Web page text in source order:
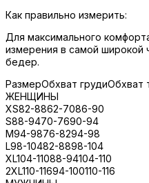
Как правильно измерить:
Для максимального
измерения в самой широкой
бедер.
РазмерОбхват грудиОбхват
ЖЕНЩИНЫ
XS82-8862-7086-90
S88-9470-7690-94
M94-9876-8294-98
L98-10482-8898-104
XL104-11088-94104-110
2XL110-11694-100110-116